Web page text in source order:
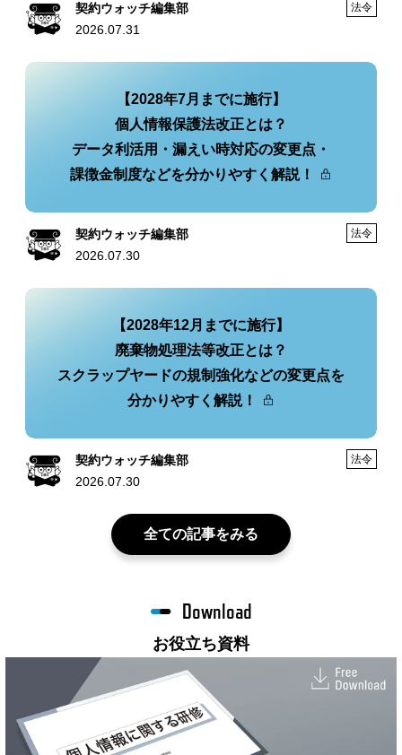
契約ウォッチ編集部
2026.07.31
法令
【2028年7月までに施行】
個人情報保護法改正とは？
データ利活用・漏えい時対応の変更点・
課徴金制度などを分かりやすく解説！
契約ウォッチ編集部
2026.07.30
法令
【2028年12月までに施行】
廃棄物処理法等改正とは？
スクラップヤードの規制強化などの変更点を
分かりやすく解説！
契約ウォッチ編集部
2026.07.30
法令
全ての記事をみる
お役立ち資料
Download